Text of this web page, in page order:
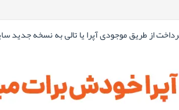
از طریق موجودی آپرا یا تالی به نسخه جدید